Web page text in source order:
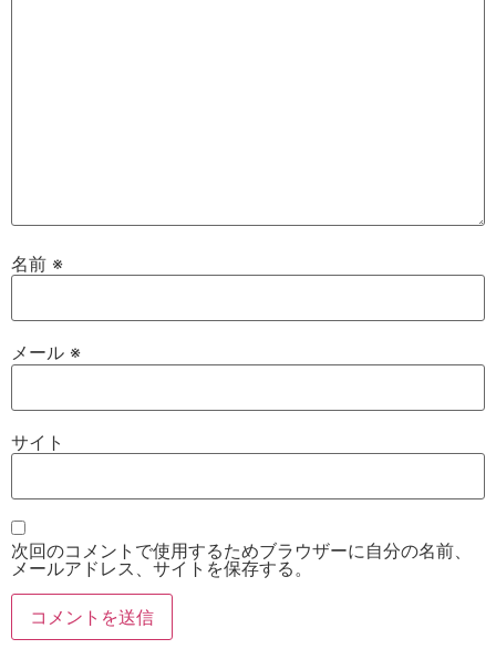
名前 ※
メール ※
サイト
次回のコメントで使用するためブラウザーに自分の名前、
メールアドレス、サイトを保存する。